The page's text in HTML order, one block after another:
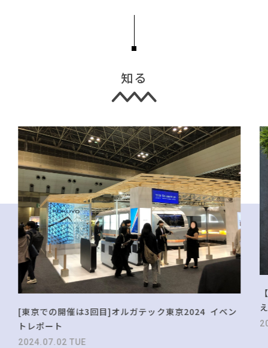
知る
[東京での開催は3回目]オルガテック東京2024 イベン
トレポート
2024.07.02 TUE